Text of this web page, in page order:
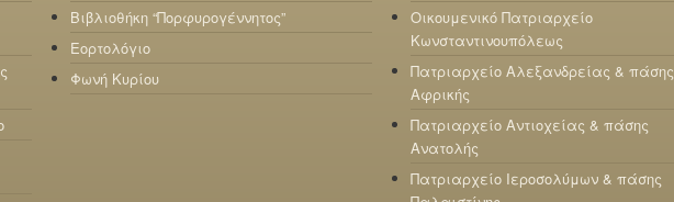
Βιβλιοθήκη “Πορφυρογέννητος”
Εορτολόγιο
Φωνή Κυρίου
Οικουμενικό Πατριαρχείο
Κωνσταντινουπόλεως
Πατριαρχείο Αλεξανδρείας & πάσης
Αφρικής
Πατριαρχείο Αντιοχείας & πάσης
Ανατολής
Πατριαρχείο Ιεροσολύμων & πάσης